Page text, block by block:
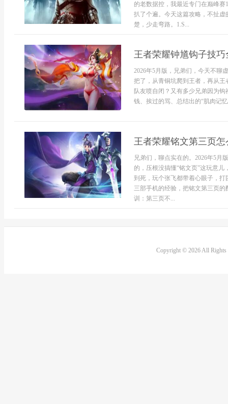
的老数据控，我最近专门在巅峰
扒了个遍。今天这篇攻略，不扯
楚，少走弯路。1.S...
王者荣耀钟馗钩子技
2026年5月版，兄弟们，今天不聊
把了，从青铜坑爬到王者，再从
队友喷自闭？又有多少兄弟因为
钱、挨过的骂、总结出的“肌肉记
王者荣耀铭文第三页
兄弟们，聊点实在的。2026年5月
的，压根没搞懂“铭文页”这玩意
到死，玩个张飞都带着心眼子，
三部手机的经验，把铭文第三页
训：第三页不...
Copyright © 2026 All